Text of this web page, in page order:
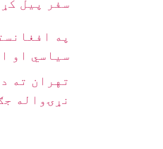
سفر پیل کړ
په
سیاسي او
تهران ته
نړۍواله